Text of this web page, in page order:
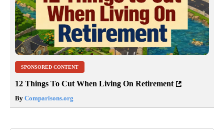
SPONSORED CONTENT
12 Things To Cut When Living On Retirement
By Comparisons.org